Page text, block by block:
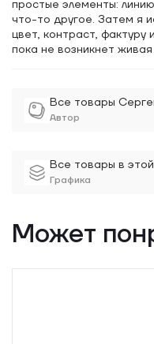
Все товары
Автор
Все товары в
Графика
простые элементы:
что-то другое. Затем я
цвет, контраст,
пока не возникнет
Может